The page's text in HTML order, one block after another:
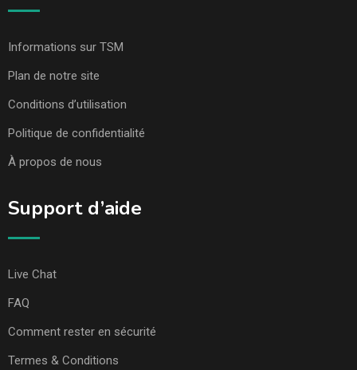
Informations sur TSM
Plan de notre site
Conditions d’utilisation
Politique de confidentialité
À propos de nous
Support d’aide
Live Chat
FAQ
Comment rester en sécurité
Termes & Conditions